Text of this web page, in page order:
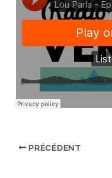
PRÉCÉDENT